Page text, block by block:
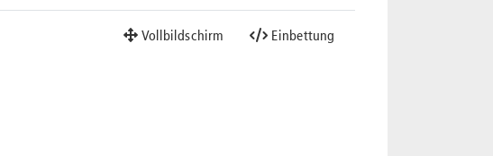
Vollbildschirm Einbettung